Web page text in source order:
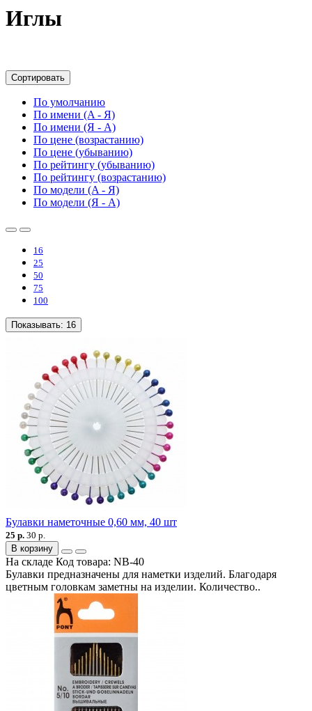
Иглы
Сортировать
По умолчанию
По имени (A - Я)
По имени (Я - A)
По цене (возрастанию)
По цене (убыванию)
По рейтингу (убыванию)
По рейтингу (возрастанию)
По модели (A - Я)
По модели (Я - A)
16
25
50
75
100
Показывать: 16
Булавки наметочные 0,60 мм, 40 шт
25 р. 30 р.
В корзину
На складе Код товара: NB-40
Булавки предназначены для наметки изделий. Благодаря
цветным головкам заметны на изделии. Количество..